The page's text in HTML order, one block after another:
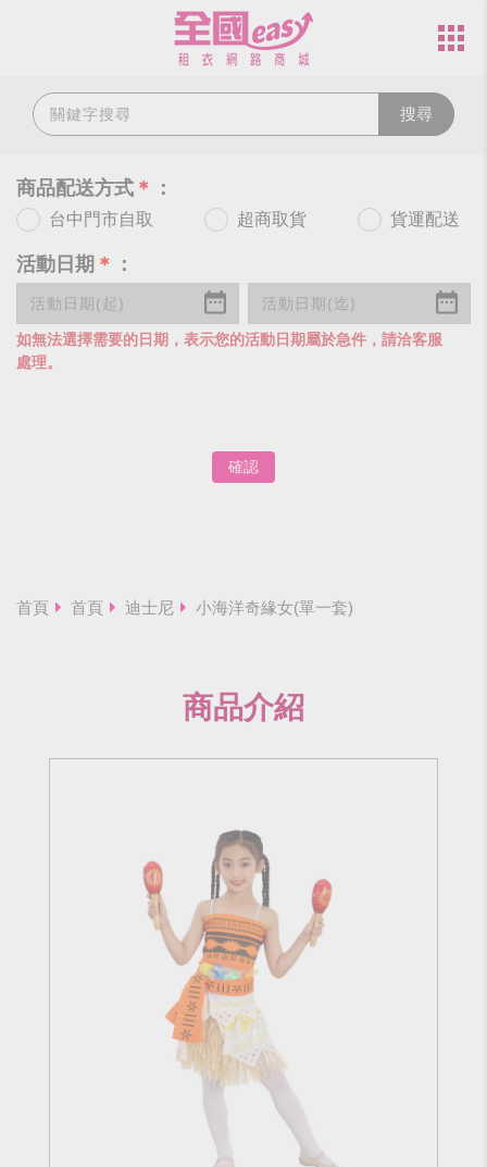
搜尋
商品配送方式 ＊ ：
台中門市自取 超商取貨 貨運配送
活動日期 ＊ ：
如無法選擇需要的日期，表示您的活動日期屬於急件，請洽客服
處理。
確認
首頁 首頁 迪士尼 小海洋奇緣女(單一套)
商品介紹